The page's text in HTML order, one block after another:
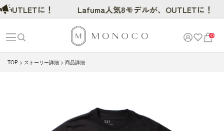
0
TOP ストーリー詳細 商品詳細
に！ Lafuma人気8モデルが、OUTLETに！